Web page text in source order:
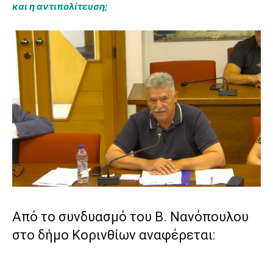
και η αντιπολίτευση;
Από το συνδυασμό του Β. Νανόπουλου
στο δήμο Κορινθίων αναφέρεται: